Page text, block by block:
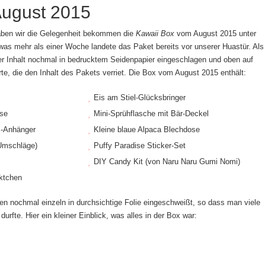
2015
wir die Gelegenheit bekommen die Kawaii Boxvom August 2015 unter
mehr als einer Woche landete das Paket bereits vor unserer Huastür. Als
Inhalt nochmal in bedrucktem Seidenpapier eingeschlagen und oben auf
die den Inhalt des Pakets verriet. Die Box vom August 2015 enthält:
Anhänger
Eis am Stiel-Glücksbringer
Mini-Sprühflasche mit Bär-Deckel
Kleine blaue Alpaca Blechdose
Puffy Paradise Sticker-Set
DIY Candy Kit (von Naru Naru Gumi Nomi)
nochmal einzeln in durchsichtige Folie eingeschweißt, so dass man viele
Hier ein kleiner Einblick, was alles in der Box war: